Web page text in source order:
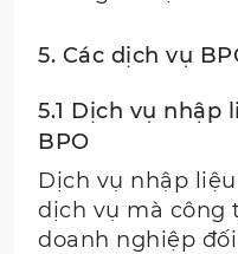
5. Các dịch vụ
5.1 Dịch vụ nhập
BPO
Dịch vụ nhập
dịch vụ mà công
doanh nghiệp